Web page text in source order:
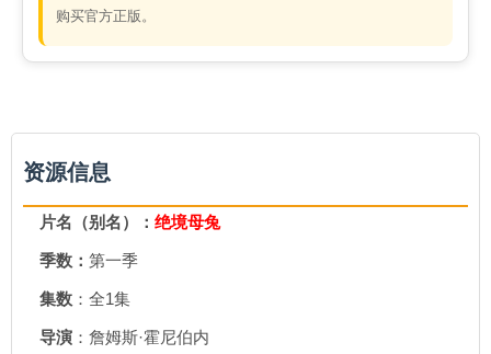
购买官方正版。
资源信息
片名（别名）： 绝境母兔
季数： 第一季
集数 ：全1集
导演 ：詹姆斯·霍尼伯内